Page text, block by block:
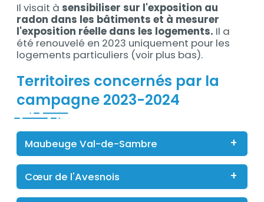
Il visait à sensibiliser sur l'exposition au
radon dans les bâtiments et à mesurer
l'exposition réelle dans les logements. Il a
été renouvelé en 2023 uniquement pour les
logements particuliers (voir plus bas).
Titre
Territoires concernés par la
campagne 2023-2024
Maubeuge Val-de-Sambre
Cœur de l'Avesnois